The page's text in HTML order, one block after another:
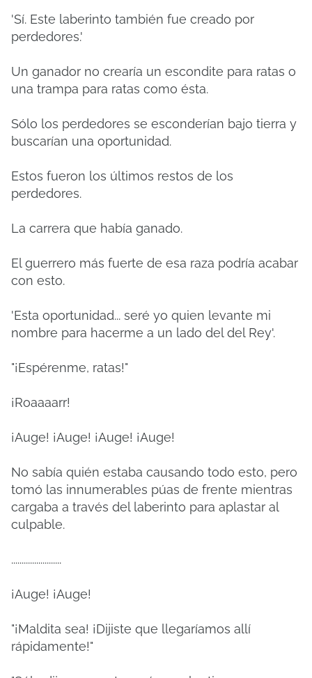
'Sí. Este laberinto también fue creado por
perdedores.'
Un ganador no crearía un escondite para ratas o
una trampa para ratas como ésta.
Sólo los perdedores se esconderían bajo tierra y
buscarían una oportunidad.
Estos fueron los últimos restos de los
perdedores.
La carrera que había ganado.
El guerrero más fuerte de esa raza podría acabar
con esto.
'Esta oportunidad... seré yo quien levante mi
nombre para hacerme a un lado del del Rey'.
"¡Espérenme, ratas!"
¡Roaaaarr!
¡Auge! ¡Auge! ¡Auge! ¡Auge!
No sabía quién estaba causando todo esto, pero
tomó las innumerables púas de frente mientras
cargaba a través del laberinto para aplastar al
culpable.
........................
¡Auge! ¡Auge!
"¡Maldita sea! ¡Dijiste que llegaríamos allí
rápidamente!"